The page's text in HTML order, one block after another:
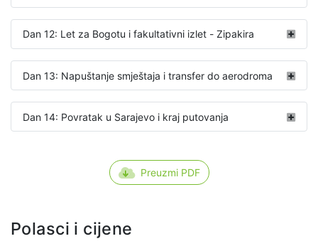
Dan 12: Let za Bogotu i fakultativni izlet - Zipakira
Dan 13: Napuštanje smještaja i transfer do aerodroma
Dan 14: Povratak u Sarajevo i kraj putovanja
Preuzmi PDF
Polasci i cijene